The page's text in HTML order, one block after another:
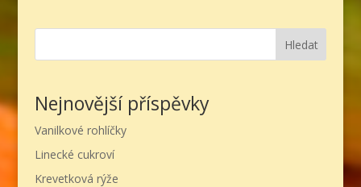
Hledat
Nejnovější příspěvky
Vanilkové rohlíčky
Linecké cukroví
Krevetková rýže